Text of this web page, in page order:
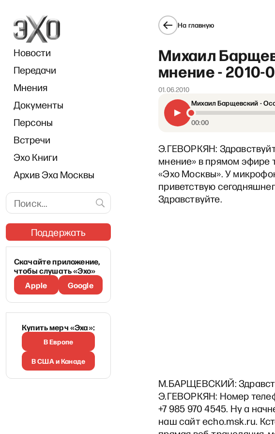
Новости
Передачи
Мнения
Документы
Персоны
Встречи
Эхо Книги
Архив Эха Москвы
Поддержать
Скачайте приложение,
чтобы слушать «Эхо»
Apple
Google
Купить мерч «Эха»:
В Европе
В США и Канаде
На главную
Михаил
мнение - 2010-
01.06.2010
Михаил Барщевский -
00:00
Э.ГЕВОРКЯН:
мнение» в прямом эфире
«Эхо Москвы». У
приветствую
Здравствуйте.
М.БАРЩЕВСКИЙ:
Э.ГЕВОРКЯН: Номер
+7 985 970 4545. Ну а
наш сайт echo.msk.ru.
подростковых группах и